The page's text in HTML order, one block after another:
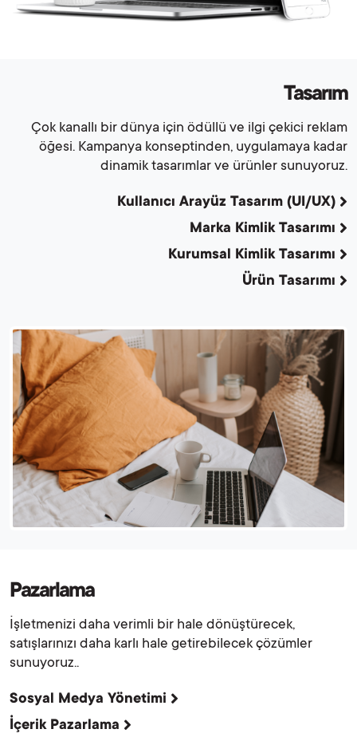
Tasarım
Çok kanallı bir dünya için ödüllü ve ilgi çekici reklam
öğesi. Kampanya konseptinden, uygulamaya kadar
dinamik tasarımlar ve ürünler sunuyoruz.
Kullanıcı Arayüz Tasarım (UI/UX)
Marka Kimlik Tasarımı
Kurumsal Kimlik Tasarımı
Ürün Tasarımı
Pazarlama
İşletmenizi daha verimli bir hale dönüştürecek,
satışlarınızı daha karlı hale getirebilecek çözümler
sunuyoruz..
Sosyal Medya Yönetimi
İçerik Pazarlama